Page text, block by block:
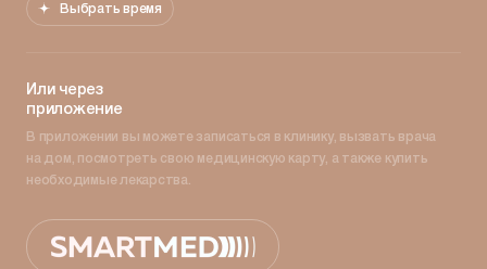
Выбрать время
Или через
приложение
В приложении вы можете записаться в клинику, вызвать врача
на дом, посмотреть свою медицинскую карту, а также купить
необходимые лекарства.